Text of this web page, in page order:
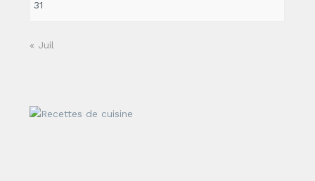
31
« Juil